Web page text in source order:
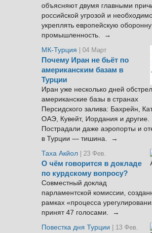
объясняют двумя главными
российской угрозой и
укреплять европейскую
промышленность. →
МК-Турция
| 04 Март
Почему Иран не бьёт по
американским базам в
Турции
Иран уже несколько дней
американские базы в странах
Персидского залива: Бахрейн,
ОАЭ, Кувейт, Иордания и другие.
Пострадали даже аэропорты и
в Турции — тишина. →
Таха Акйол | 23 Фев.
О чём говорится в докладе
по курдскому вопросу?
Совместный доклад
парламентской комиссии,
рамках «процесса
принят 47 голосами. →
Повестка дня Турции
| 13 Фев.